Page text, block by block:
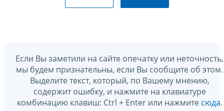
Если Вы заметили на сайте опечатку или неточность,
мы будем признательны, если Вы сообщите об этом.
Выделите текст, который, по Вашему мнению,
содержит ошибку, и нажмите на клавиатуре
комбинацию клавиш: Ctrl + Enter или нажмите сюда.